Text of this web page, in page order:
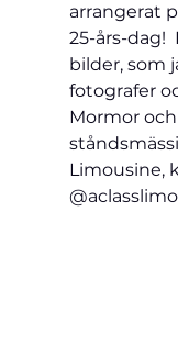
arrangerat
25-års-dag!
bilder, som
fotografer
Mormor
Limousine,